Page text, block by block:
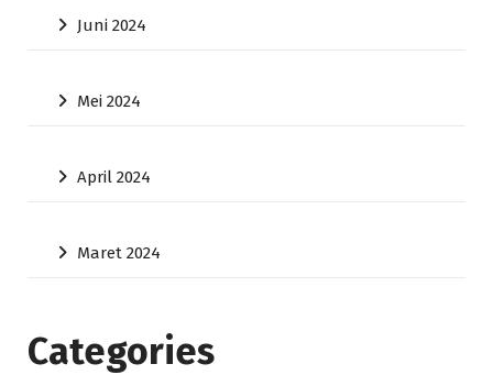
Juni 2024
Mei 2024
April 2024
Maret 2024
Categories